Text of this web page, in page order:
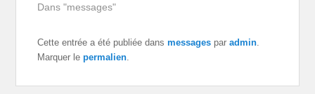
Dans "messages"
Cette entrée a été publiée dansmessages paradmin.
Marquer lepermalien.